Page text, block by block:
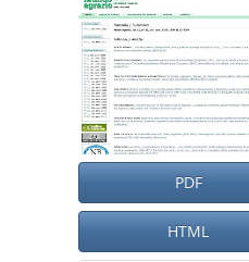
lateral
del
artículo
PDF
HTML